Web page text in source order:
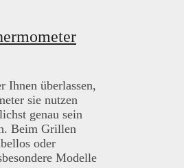
Ihnen überlassen,
sie nutzen
genau sein
Beim Grillen
oder
Modelle